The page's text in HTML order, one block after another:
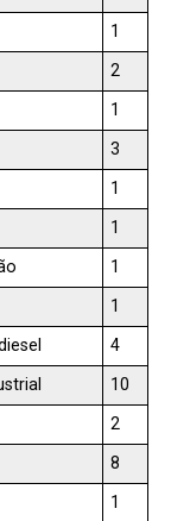
1
2
1
3
1
1
1
1
4
10
2
8
1